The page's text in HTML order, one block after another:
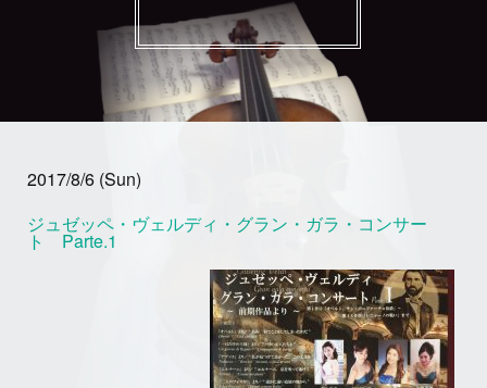
2017/8/6 (Sun)
ジュゼッペ・ヴェルディ・グラン・ガラ・コンサー
ト Parte.1